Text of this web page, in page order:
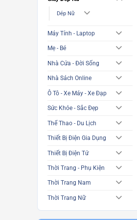
Dép Nữ
Máy Tính - Laptop
Mẹ - Bé
Nhà Cửa - Đời Sống
Nhà Sách Online
Ô Tô - Xe Máy - Xe Đạp
Sức Khỏe - Sắc Đẹp
Thể Thao - Du Lịch
Thiết Bị Điện Gia Dụng
Thiết Bị Điện Tử
Thời Trang - Phụ Kiện
Thời Trang Nam
Thời Trang Nữ